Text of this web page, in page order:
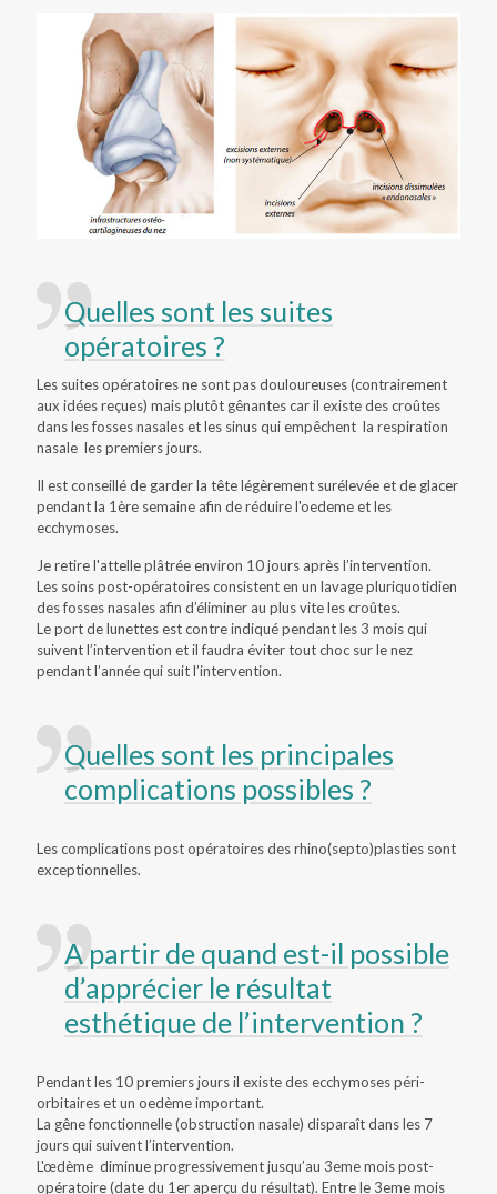
Quelles sont les suites
opératoires ?
Les suites opératoires ne sont pas douloureuses (contrairement
aux idées reçues) mais plutôt gênantes car il existe des croûtes
dans les fosses nasales et les sinus qui empêchent la respiration
nasale les premiers jours.
Il est conseillé de garder la tête légèrement surélevée et de glacer
pendant la 1ère semaine afin de réduire l'oedeme et les
ecchymoses.
Je retire l'attelle plâtrée environ 10 jours après l’intervention.
Les soins post-opératoires consistent en un lavage pluriquotidien
des fosses nasales afin d’éliminer au plus vite les croûtes.
Le port de lunettes est contre indiqué pendant les 3 mois qui
suivent l’intervention et il faudra éviter tout choc sur le nez
pendant l’année qui suit l’intervention.
Quelles sont les principales
complications possibles ?
Les complications post opératoires des rhino(septo)plasties sont
exceptionnelles.
A partir de quand est-il possible
d’apprécier le résultat
esthétique de l’intervention ?
Pendant les 10 premiers jours il existe des ecchymoses péri-
orbitaires et un oedème important.
La gêne fonctionnelle (obstruction nasale) disparaît dans les 7
jours qui suivent l’intervention.
L'œdème diminue progressivement jusqu’au 3eme mois post-
opératoire (date du 1er aperçu du résultat). Entre le 3eme mois